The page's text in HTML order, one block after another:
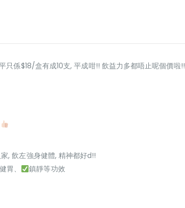
只係$18/盒有成10支, 平成咁!! 飲益力多都唔止呢個價啦!!
, 飲左強身健體, 精神都好d!!
健胃、
鎮靜等功效